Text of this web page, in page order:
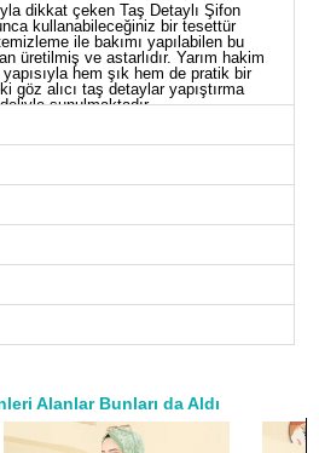
dikkat çeken Taş Detaylı Şifon
kullanabileceğiniz bir tesettür
ile bakımı yapılabilen bu
üretilmiş ve astarlıdır. Yarım hakim
hem şık hem de pratik bir
göz alıcı taş detaylar yapıştırma
sunulmaktadır.
98 76
150
102 78
150
126 106 150
Alanlar Bunları da Aldı